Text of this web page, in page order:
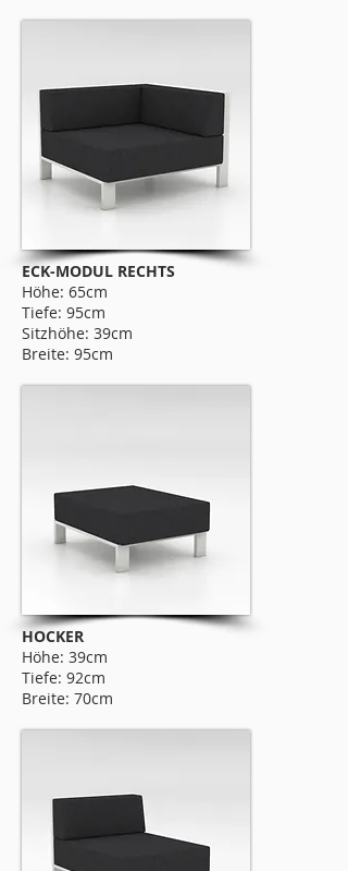
ECK-MODUL RECHTS
Höhe: 65cm
Tiefe: 95cm
Sitzhöhe: 39cm
Breite: 95cm
HOCKER
Höhe: 39cm
Tiefe: 92cm
Breite: 70cm